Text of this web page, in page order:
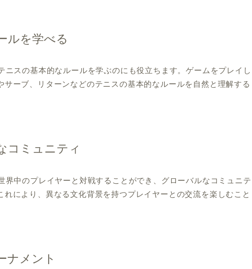
ルを学べる
ニスの基本的なルールを学ぶのにも役立ちます。ゲームをプレイし
サーブ、リターンなどのテニスの基本的なルールを自然と理解する
コミュニティ
界中のプレイヤーと対戦することができ、グローバルなコミュニテ
れにより、異なる文化背景を持つプレイヤーとの交流を楽しむこと
ナメント